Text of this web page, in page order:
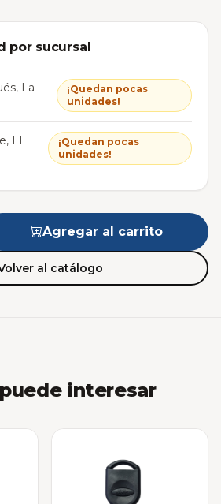
por sucursal
La
¡Quedan pocas
unidades!
El
¡Quedan pocas
unidades!
Agregar al carrito
al catálogo
interesar